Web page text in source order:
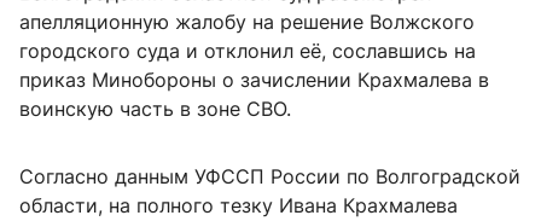
апелляционную жалобу на решение Волжского
городского суда и отклонил её, сославшись на
приказ Минобороны о зачислении Крахмалева в
воинскую часть в зоне СВО.
Согласно данным УФССП России по Волгоградской
области, на полного тезку Ивана Крахмалева